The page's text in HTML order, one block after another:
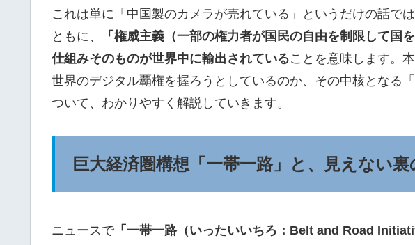
これは単に「中国製のカメラが売れている」というだけの話で
ともに、
「権威主義（一部の権力者が国民の自由を制限して国
仕組みそのものが世界中に輸出されていることを意味します。
世界のデジタル覇権を握ろうとしているのか、その中核となる
ついて、わかりやすく解説していきます。
巨大経済圏構想「一帯一路」と、見えない裏
ニュースで「一帯一路（いったいいちろ：Belt and Road